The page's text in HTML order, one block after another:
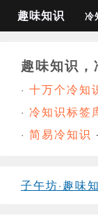
趣味知识 冷
趣味知识，
· 十万个冷知
· 冷知识标签
· 简易冷知识
子午坊·趣味